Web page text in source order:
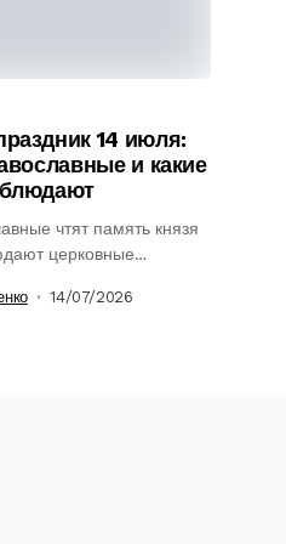
14 июля:
и какие
чтят память князя
церковные
14/07/2026